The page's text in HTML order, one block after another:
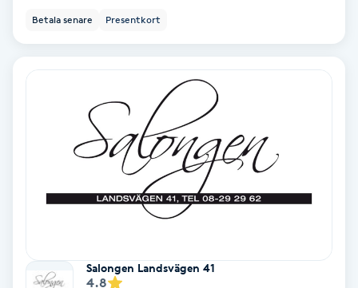
Radiofrekvens
Rakning
Reflexologi
Betala senare Presentkort
Salongen Landsvägen 41
4.8